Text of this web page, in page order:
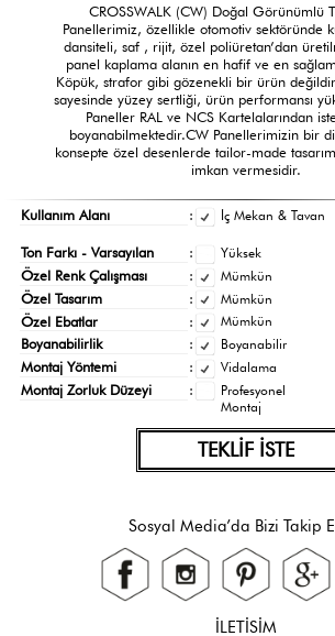
CROSSWALK (CW) Doğal Görünümlü
Panellerimiz, özellikle otomotiv sektöründe
dansiteli, saf , rijit, özel poliüretan’dan
panel kaplama alanın en hafif ve en
Köpük, strafor gibi gözenekli bir ürün
sayesinde yüzey sertliği, ürün performansı
Paneller RAL ve NCS Kartelalarından
boyanabilmektedir.CW Panellerimizin bir
konsepte özel desenlerde tailor-made
imkan vermesidir.
Kullanım Alanı : İç Mekan & Tavan
Ton Farkı - Varsayılan : Yüksek
Özel Renk Çalışması : Mümkün
Özel Tasarım : Mümkün
Özel Ebatlar : Mümkün
Boyanabilirlik : Boyanabilir
Montaj Yöntemi : Vidalama
Montaj Zorluk Düzeyi :
Profesyonel
Montaj
TEKLİF İSTE
Sosyal Media’da Bizi Takip
İLETİSİM